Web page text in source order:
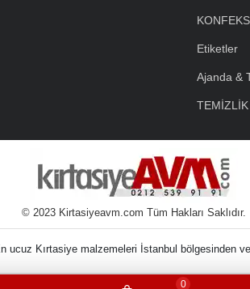
Etiketler
Ajanda &
© 2023 Kirtasiyeavm.com Tüm Hakları Saklıdır.
0